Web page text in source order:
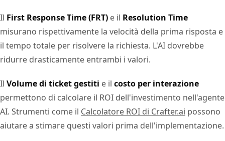
Il First Response Time (FRT) e il Resolution Time
misurano rispettivamente la velocità della prima risposta e
il tempo totale per risolvere la richiesta. L'AI dovrebbe
ridurre drasticamente entrambi i valori.
Il Volume di ticket gestiti e il costo per interazione
permettono di calcolare il ROI dell'investimento nell'agente
AI. Strumenti come il Calcolatore ROI di Crafter.ai possono
aiutare a stimare questi valori prima dell'implementazione.